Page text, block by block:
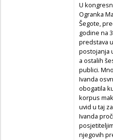
U
Ogranka
Šegote,
godine na
predstava
postojanja
a ostalih
publici.
Ivanda
obogatila
korpus
uvid u taj
Ivanda
njegovih